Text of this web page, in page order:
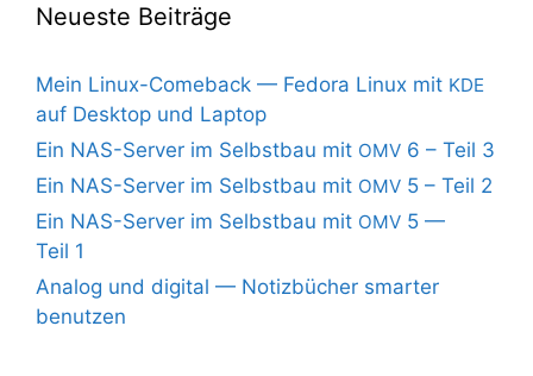
Neueste Beiträge
Mein Linux-Comeback — Fedora Linux mit KDE
auf Desktop und Laptop
Ein NAS-Server im Selbstbau mit OMV 6 – Teil 3
Ein NAS-Server im Selbstbau mit OMV 5 – Teil 2
Ein NAS-Server im Selbstbau mit OMV 5 —
Teil 1
Analog und digital — Notizbücher smarter
benutzen